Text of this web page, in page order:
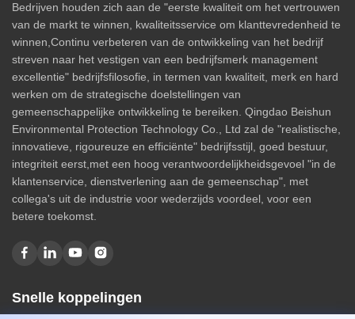
Bedrijven houden zich aan de "eerste kwaliteit om het vertrouwen
van de markt te winnen, kwaliteitsservice om klanttevredenheid te
winnen,Continu verbeteren van de ontwikkeling van het bedrijf
streven naar het vestigen van een bedrijfsmerk management
excellentie" bedrijfsfilosofie, in termen van kwaliteit, merk en hard
werken om de strategische doelstellingen van
gemeenschappelijke ontwikkeling te bereiken. Qingdao Beishun
Environmental Protection Technology Co., Ltd zal de "realistische,
innovatieve, rigoureuze en efficiënte" bedrijfsstijl, goed bestuur,
integriteit eerst,met een hoog verantwoordelijkheidsgevoel "in de
klantenservice, dienstverlening aan de gemeenschap", met
collega's uit de industrie voor wederzijds voordeel, voor een
betere toekomst.
Snelle koppelingen